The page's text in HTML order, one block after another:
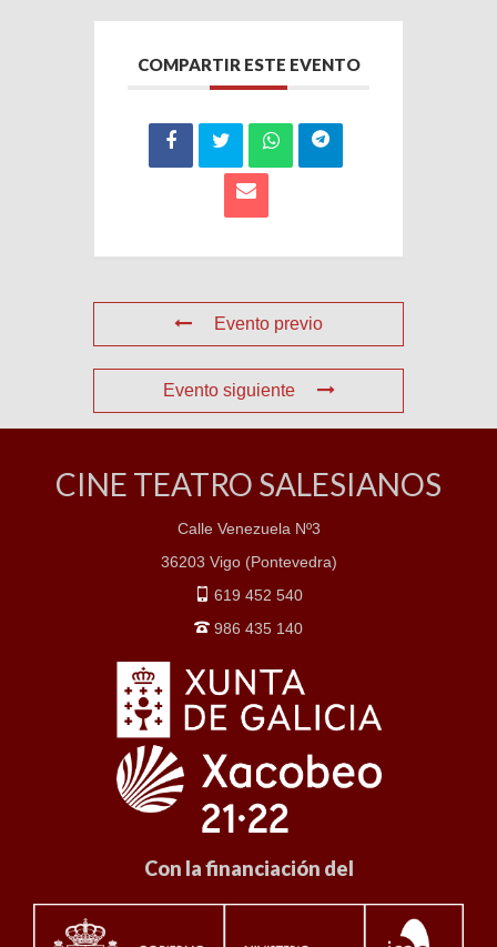
COMPARTIR ESTE EVENTO
Evento previo
Evento siguiente
CINE TEATRO SALESIANOS
Calle Venezuela Nº3
36203 Vigo (Pontevedra)
619 452 540
986 435 140
Con la financiación del